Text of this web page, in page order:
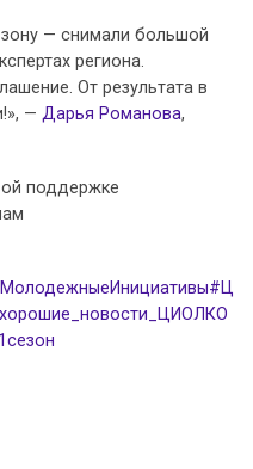
— снимали большой
региона.
От результата в
— Дарья Романова,
поддержке
#Ц